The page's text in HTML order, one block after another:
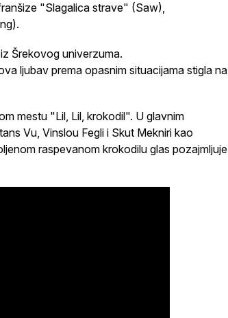
"Slagalica strave" (Saw),
Šrekovog univerzuma.
ljubav prema opasnim situacijama stigla na
mestu "Lil, Lil, krokodil". U glavnim
Vu, Vinslou Fegli i Skut Mekniri kao
raspevanom krokodilu glas pozajmljuje